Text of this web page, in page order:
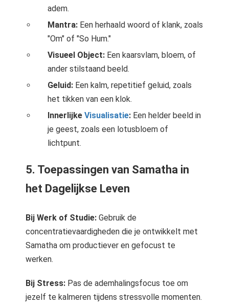
adem.
Mantra: Een herhaald woord of klank, zoals
"Om" of "So Hum."
Visueel Object: Een kaarsvlam, bloem, of
ander stilstaand beeld.
Geluid: Een kalm, repetitief geluid, zoals
het tikken van een klok.
InnerlijkeVisualisatie: Een helder beeld in
je geest, zoals een lotusbloem of
lichtpunt.
5. Toepassingen van Samatha in
het Dagelijkse Leven
Bij Werk of Studie: Gebruik de
concentratievaardigheden die je ontwikkelt met
Samatha om productiever en gefocust te
werken.
Bij Stress: Pas de ademhalingsfocus toe om
jezelf te kalmeren tijdens stressvolle momenten.